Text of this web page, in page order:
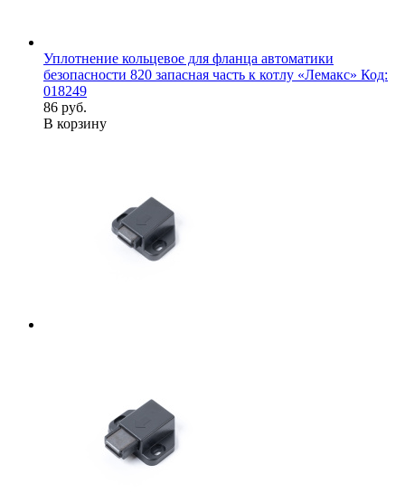
Уплотнение кольцевое для фланца автоматики
безопасности 820 запасная часть к котлу «Лемакс» Код:
018249
86 руб.
В корзину